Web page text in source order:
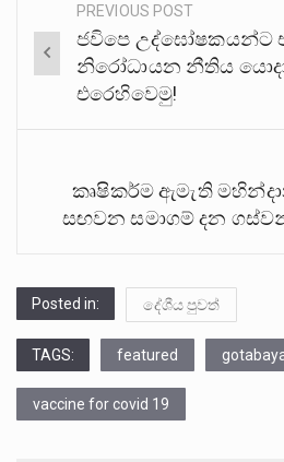
Post
navigation
PREVIOUS POST
ජවිපෙ උද්ඝෝෂකයන්ට
නිරෝධායන නීතිය
එරෙහිවෙමු!
කෘෂිකර්ම ඇමැති
සඟවන සමාගම් දන
Posted in: දේශීය පුවත්
TAGS: featured
vaccine for covid 19